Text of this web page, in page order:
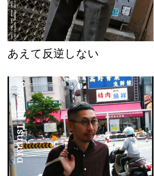
あえて反逆しない
Satoshi Tsuruta